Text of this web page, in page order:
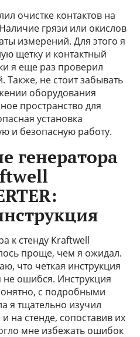
очистке контактов на
грязи или окислов
измерений. Для этого я
щетку и контактный
я еще раз проверил
Также, не стоит забывать
оборудования
пространство для
установка
и безопасную работу.
генератора
к стенду Kraftwell
проще, чем я ожидал.
что четкая инструкция
не ошибся. Инструкция
с подробными
я тщательно изучил
на стенде, сопоставив их
мне избежать ошибок